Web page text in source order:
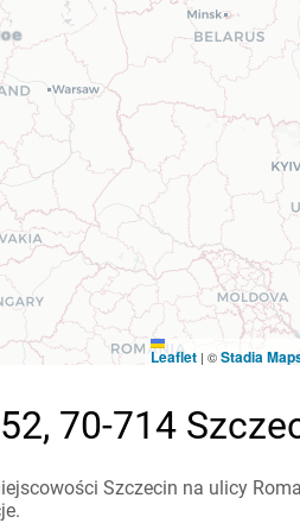
Leaflet | ©Stadia
70-714
Szczecin na ulicy